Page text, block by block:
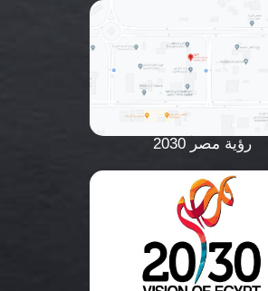
رؤية مصر 2030